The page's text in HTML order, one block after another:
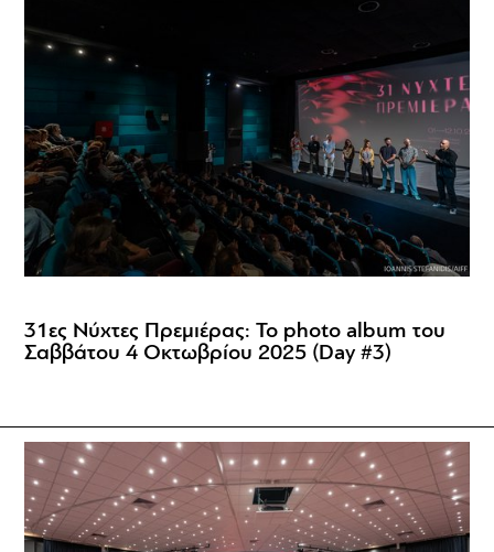
31ες Νύχτες Πρεμιέρας: Το photo album του
Σαββάτου 4 Οκτωβρίου 2025 (Day #3)